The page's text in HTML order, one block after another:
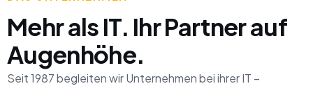
Mehr als IT. Ihr Partner auf
Augenhöhe.
Seit 1987 begleiten wir Unternehmen bei ihrer IT –